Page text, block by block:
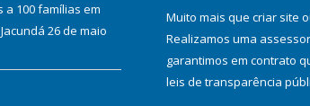
a 100 famílias em
26 de maio
Muito mais que criar site
Realizamos uma
garantimos em contrato
leis de transparência